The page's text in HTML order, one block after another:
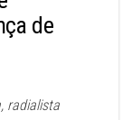
de
radialista